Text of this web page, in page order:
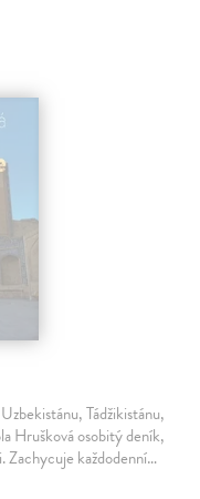
Tádžikistánu,
Hrušková osobitý deník,
Zachycuje každodenní…